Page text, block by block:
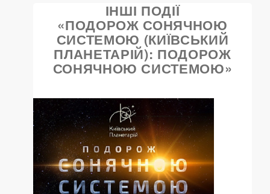
ІНШІ ПОДІЇ
«ПОДОРОЖ СОНЯЧНОЮ
СИСТЕМОЮ (КИЇВСЬКИЙ
ПЛАНЕТАРІЙ): ПОДОРОЖ
СОНЯЧНОЮ СИСТЕМОЮ»